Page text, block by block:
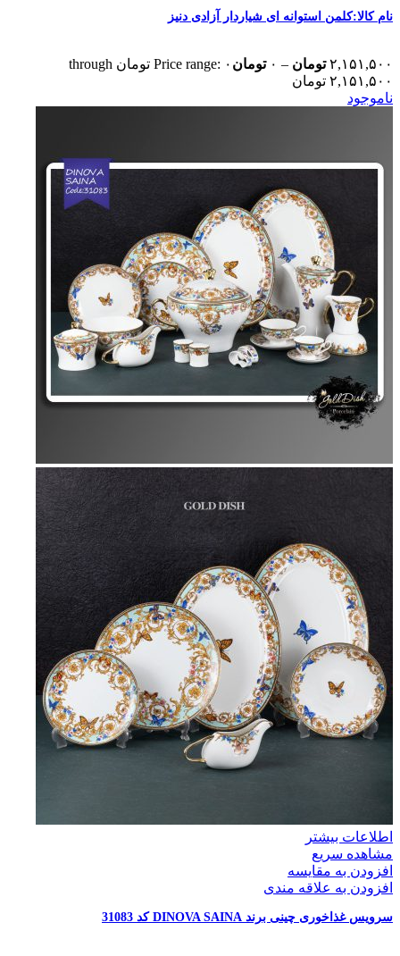
نام کالا:کلمن استوانه ای شیاردار آزادی دنیز
۲,۱۵۱,۵۰۰ تومان – ۰ تومان
Price range: ۰ تومان through
۲,۱۵۱,۵۰۰ تومان
ناموجود
اطلاعات بیشتر
مشاهده سریع
افزودن به مقایسه
افزودن به علاقه مندی
سرویس غذاخوری چینی برند DINOVA SAINA کد 31083